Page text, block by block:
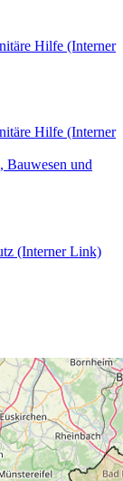
Hilfe (Interner
Hilfe (Interner
Bauwesen und
(Interner Link)